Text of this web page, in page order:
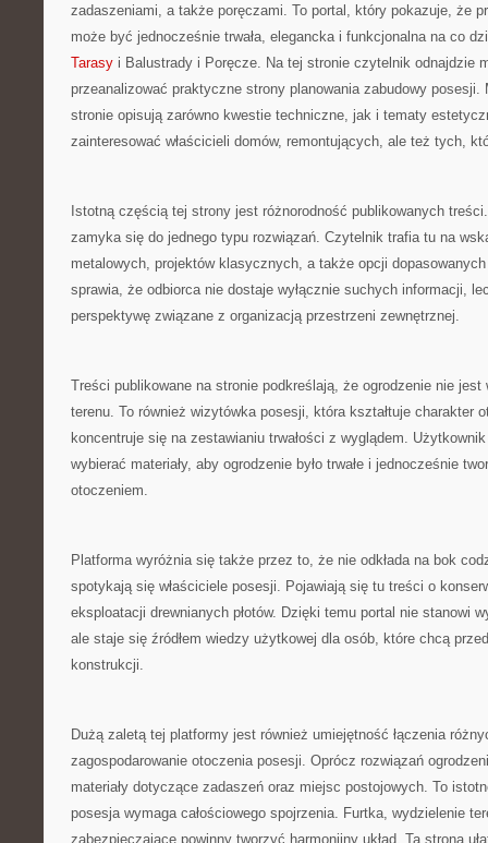
zadaszeniami, a także poręczami. To portal, który pokazuje, że
może być jednocześnie trwała, elegancka i funkcjonalna na co
Tarasy i Balustrady i Poręcze. Na tej stronie czytelnik odnajdzie
przeanalizować praktyczne strony planowania zabudowy posesji.
stronie opisują zarówno kwestie techniczne, jak i tematy
zainteresować właścicieli domów, remontujących, ale też tych,
Istotną częścią tej strony jest różnorodność publikowanych
zamyka się do jednego typu rozwiązań. Czytelnik trafia tu na
metalowych, projektów klasycznych, a także opcji
sprawia, że odbiorca nie dostaje wyłącznie suchych informacji,
perspektywę związane z organizacją przestrzeni zewnętrznej.
Treści publikowane na stronie podkreślają, że ogrodzenie nie jest
terenu. To również wizytówka posesji, która kształtuje charakter
koncentruje się na zestawianiu trwałości z wyglądem.
wybierać materiały, aby ogrodzenie było trwałe i jednocześnie
otoczeniem.
Platforma wyróżnia się także przez to, że nie odkłada na bok
spotykają się właściciele posesji. Pojawiają się tu treści o
eksploatacji drewnianych płotów. Dzięki temu portal nie stanowi
ale staje się źródłem wiedzy użytkowej dla osób, które chcą
konstrukcji.
Dużą zaletą tej platformy jest również umiejętność łączenia
zagospodarowanie otoczenia posesji. Oprócz rozwiązań
materiały dotyczące zadaszeń oraz miejsc postojowych. To
posesja wymaga całościowego spojrzenia. Furtka, wydzielenie
zabezpieczające powinny tworzyć harmonijny układ. Ta strona